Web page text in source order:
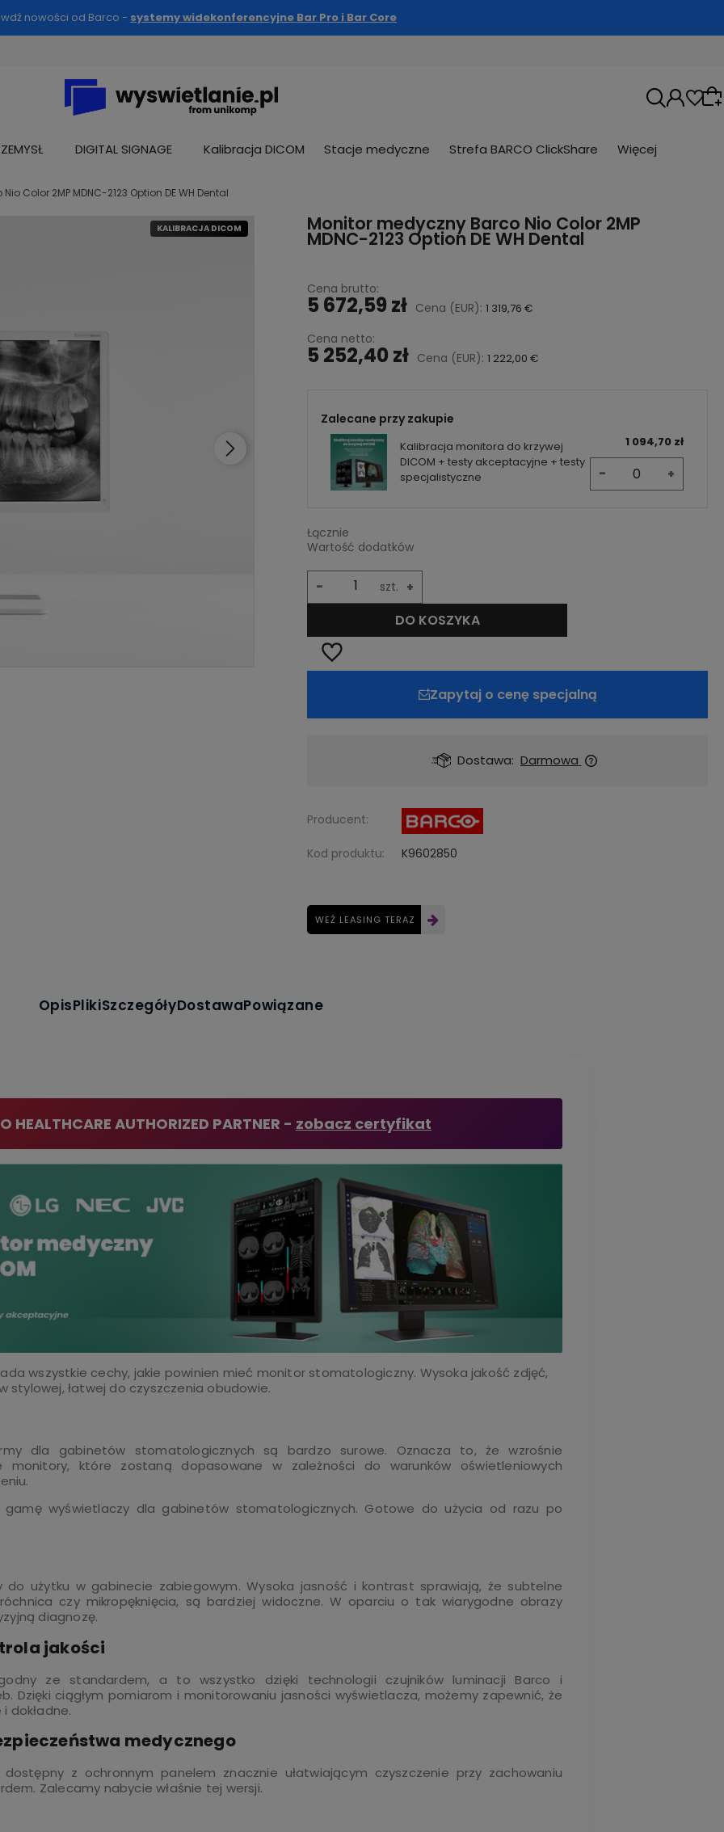
nowości od Barco - systemy widekonferencyjne Bar Pro i Bar Core
Wybierz coś dla siebie z naszej aktualnej
oferty lub zaloguj się, aby przywrócić
DIGITAL SIGNAGE Kalibracja DICOM Stacje medyczne Strefa BARCO ClickShare Więcej
Color 2MP MDNC-2123 Option DE WH Dental
KALIBRACJA DICOM Monitor medyczny Barco Nio Color 2MP
MDNC-2123 Option DE WH Dental
Cena brutto:
5 672,59 zł Cena (EUR):1 319,76 €
Cena netto:
5 252,40 zł Cena (EUR):1 222,00 €
Zalecane przy zakupie
Kalibracja monitora do krzywej
DICOM + testy akceptacyjne + testy
specjalistyczne
1 094,70 zł
- +
Łącznie
Wartość dodatków
szt. +
-
DO KOSZYKA
Zapytaj o cenę specjalną
Dostawa: Darmowa
Producent:
Kod produktu: K9602850
WEŹ LEASING TERAZ
OpisPlikiSzczegółyDostawaPowiązane
AUTHORIZED PARTNER - zobacz certyfikat
wszystkie cechy, jakie powinien mieć monitor stomatologiczny. Wysoka jakość zdjęć,
stylowej, łatwej do czyszczenia obudowie.
dla gabinetów stomatologicznych są bardzo surowe. Oznacza to, że wzrośnie
monitory, które zostaną dopasowane w zależności do warunków oświetleniowych
gamę wyświetlaczy dla gabinetów stomatologicznych. Gotowe do użycia od razu po
do użytku w gabinecie zabiegowym. Wysoka jasność i kontrast sprawiają, że subtelne
czy mikropęknięcia, są bardziej widoczne. W oparciu o tak wiarygodne obrazy
diagnozę.
jakości
ze standardem, a to wszystko dzięki technologii czujników luminacji Barco i
Dzięki ciągłym pomiarom i monitorowaniu jasności wyświetlacza, możemy zapewnić, że
dokładne.
medycznego
z ochronnym panelem znacznie ułatwiającym czyszczenie przy zachowaniu
Zalecamy nabycie właśnie tej wersji.